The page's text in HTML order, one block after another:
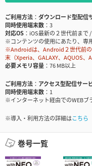
ご利用方法
ダウンロード型配信
同時使用端末数
3
対応OS
iOS最新の２世代前まで
※コンテンツの使用にあたり、専
※Androidは、Android２世代前の
末（Xperia、GALAXY、AQUOS
必要メモリ容量
76 MB以上
ご利用方法
アクセス型配信サー
同時使用端末数
1
※インターネット経由でのWEBブ
※導入・利用方法の詳細はこちら
巻号一覧